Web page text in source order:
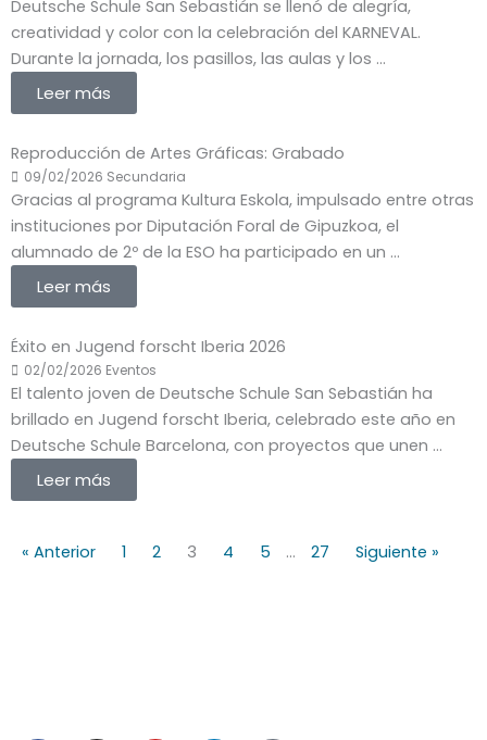
Deutsche Schule San Sebastián se llenó de alegría,
creatividad y color con la celebración del KARNEVAL.
Durante la jornada, los pasillos, las aulas y los ...
Leer más
Reproducción de Artes Gráficas: Grabado
09/02/2026 Secundaria
Gracias al programa Kultura Eskola, impulsado entre otras
instituciones por Diputación Foral de Gipuzkoa, el
alumnado de 2º de la ESO ha participado en un ...
Leer más
Éxito en Jugend forscht Iberia 2026
02/02/2026 Eventos
El talento joven de Deutsche Schule San Sebastián ha
brillado en Jugend forscht Iberia, celebrado este año en
Deutsche Schule Barcelona, con proyectos que unen ...
Leer más
« Anterior 1 2 3 4 5 … 27 Siguiente »